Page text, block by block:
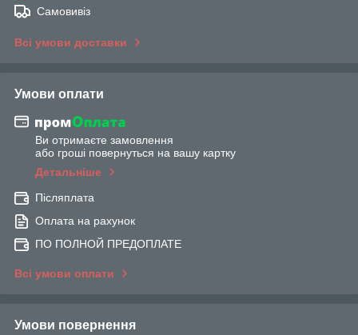
Самовивіз
Всі умови доставки
Умови оплати
Ви отримаєте замовлення
або гроші повернуться на вашу картку
Детальніше
Післяплата
Оплата на рахунок
ПО ПОЛНОЙ ПРЕДОПЛАТЕ
Всі умови оплати
Умови повернення